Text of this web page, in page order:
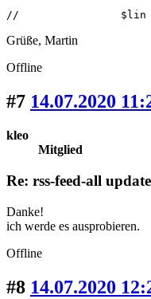
//                $lin .=
Grüße, Martin
Offline
#7 14.07.2020
kleo
Mitglied
Re: rss-feed-all update
Danke!
ich werde es ausprobieren.
Offline
#8 14.07.2020